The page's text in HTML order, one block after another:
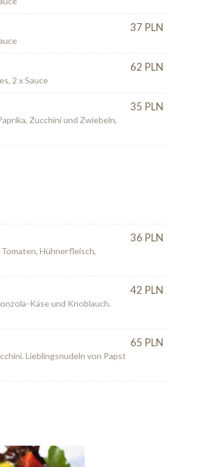
37 PLN
62 PLN
2 x Sauce
35 PLN
Zucchini und Zwiebeln,
36 PLN
Hühnerfleisch,
42 PLN
Käse und Knoblauch.
65 PLN
Lieblingsnudeln von Papst